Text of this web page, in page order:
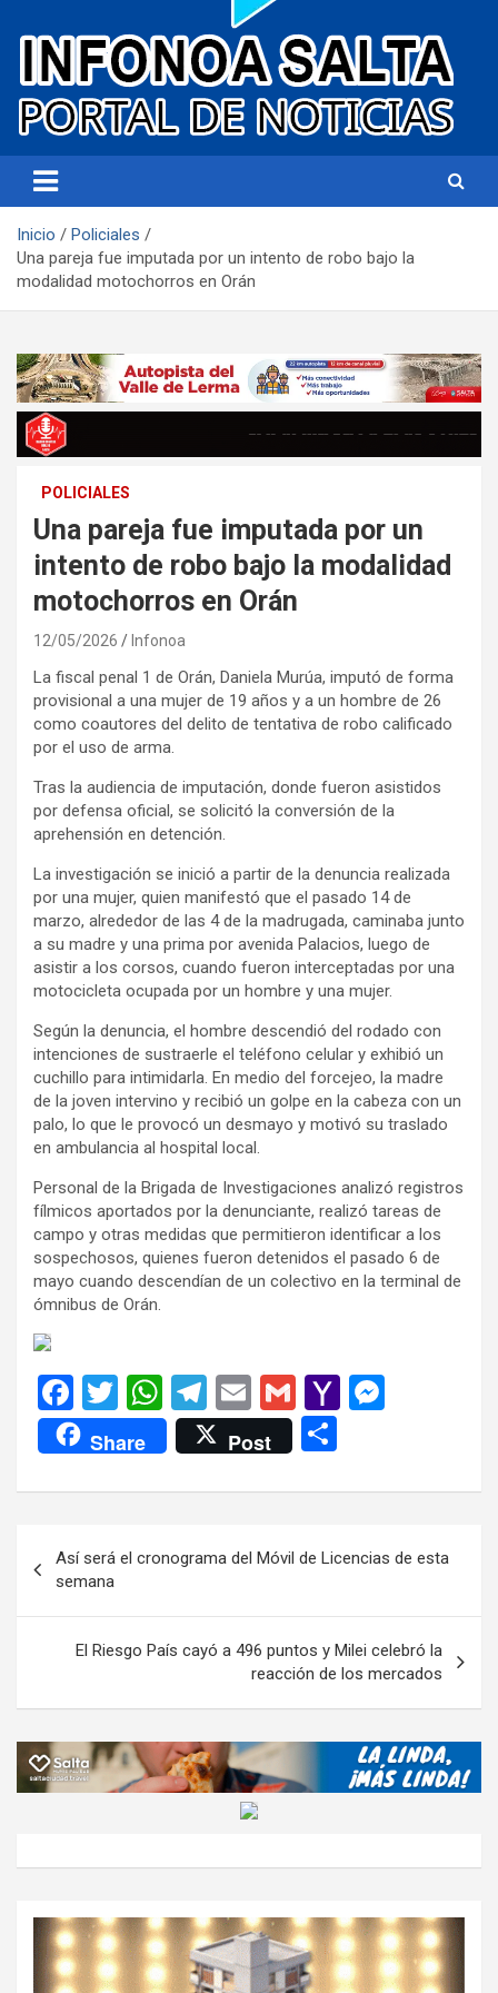
Infonoa Salta
Inicio
Policiales
Una pareja fue imputada por un intento de robo bajo la
modalidad motochorros en Orán
POLICIALES
Una pareja fue imputada por un
intento de robo bajo la modalidad
motochorros en Orán
12/05/2026 Infonoa
La fiscal penal 1 de Orán, Daniela Murúa, imputó de forma
provisional a una mujer de 19 años y a un hombre de 26
como coautores del delito de tentativa de robo calificado
por el uso de arma.
Tras la audiencia de imputación, donde fueron asistidos
por defensa oficial, se solicitó la conversión de la
aprehensión en detención.
La investigación se inició a partir de la denuncia realizada
por una mujer, quien manifestó que el pasado 14 de
marzo, alrededor de las 4 de la madrugada, caminaba junto
a su madre y una prima por avenida Palacios, luego de
asistir a los corsos, cuando fueron interceptadas por una
motocicleta ocupada por un hombre y una mujer.
Según la denuncia, el hombre descendió del rodado con
intenciones de sustraerle el teléfono celular y exhibió un
cuchillo para intimidarla. En medio del forcejeo, la madre
de la joven intervino y recibió un golpe en la cabeza con un
palo, lo que le provocó un desmayo y motivó su traslado
en ambulancia al hospital local.
Personal de la Brigada de Investigaciones analizó registros
fílmicos aportados por la denunciante, realizó tareas de
campo y otras medidas que permitieron identificar a los
sospechosos, quienes fueron detenidos el pasado 6 de
mayo cuando descendían de un colectivo en la terminal de
ómnibus de Orán.
F
a
ce
b
o
k
T
wi
tt
er
W
h
at
s
p
p
T
el
e
gr
m
E
m
ail
G
m
ail
Y
o
M
ail
n
er
Share Post
m
ar
tir
de
entradas
Así será el cronograma del Móvil de Licencias de esta
semana
El Riesgo País cayó a 496 puntos y Milei celebró la
reacción de los mercados